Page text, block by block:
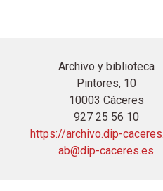
Archivo y biblioteca
Pintores, 10
10003 Cáceres
927 25 56 10
https://archivo.dip-
ab@dip-caceres.es